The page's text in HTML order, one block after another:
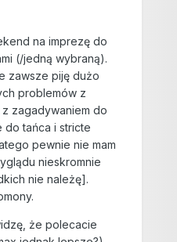
na imprezę do
(/jedną wybraną).
zawsze piję dużo
problemów z
zagadywaniem do
do tańca i stricte
pewnie nie mam
nieskromnie
nie należę].
że polecacie